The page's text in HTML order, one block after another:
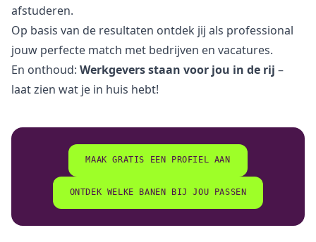
afstuderen.
Op basis van de resultaten ontdek jij als professional
jouw perfecte match met bedrijven en vacatures.
En onthoud: Werkgevers staan voor jou in de rij –
laat zien wat je in huis hebt!
MAAK GRATIS EEN PROFIEL AAN
ONTDEK WELKE BANEN BIJ JOU PASSEN